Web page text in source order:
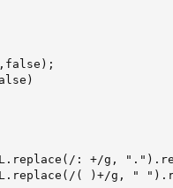
: +/g,
( )+/g,